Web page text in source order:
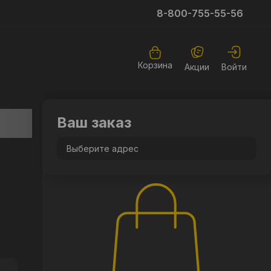
8-800-755-55-56
Корзина Акции Войти
Ваш заказ
Выберите адрес